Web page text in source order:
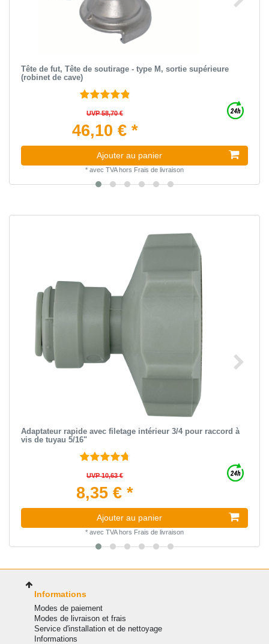
Tête de fut, Tête de soutirage - type M, sortie supérieure
(robinet de cave)
UVP 58,70 €
46,10 € *
Ajouter au panier
* avec TVAhors Frais de livraison
Adaptateur rapide avec filetage intérieur 3/4 pour raccord à
vis de tuyau 5/16"
UVP 10,63 €
8,35 € *
Ajouter au panier
* avec TVAhors Frais de livraison
Informations
Modes de paiement
Modes de livraison et frais
Service d'installation et de nettoyage
Informations